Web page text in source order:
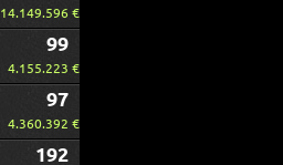
14.149.596 €
99
4.155.223 €
97
4.360.392 €
192